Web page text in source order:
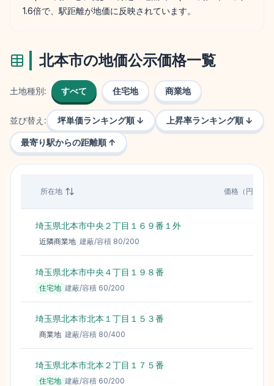
1.6倍で、駅距離が地価に反映されています。
北本市の地価公示価格一覧
土地種別: すべて 住宅地 商業地
並び替え: 坪単価ランキング順 ↓ 上昇率ランキング順 ↓
最寄り駅からの距離順 ↑
所在地 価格（円/㎡）
埼玉県北本市中央２丁目１６９番１外
近隣商業地 建蔽/容積 80/200
埼玉県北本市中央４丁目１９８番
住宅地 建蔽/容積 60/200
埼玉県北本市北本１丁目１５３番
商業地 建蔽/容積 80/400
埼玉県北本市北本２丁目１７５番
住宅地 建蔽/容積 60/200